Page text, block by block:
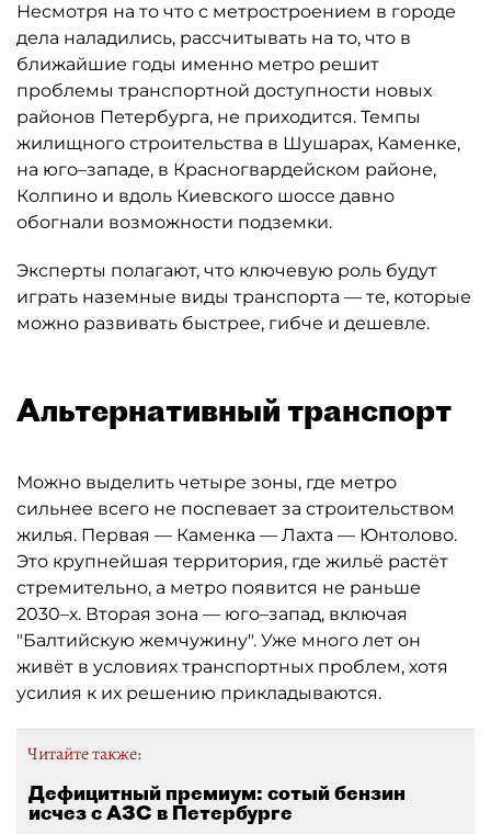
Несмотря на то что с метростроением в городе
дела наладились, рассчитывать на то, что в
ближайшие годы именно метро решит
проблемы транспортной доступности новых
районов Петербурга, не приходится. Темпы
жилищного строительства в Шушарах, Каменке,
на юго–западе, в Красногвардейском районе,
Колпино и вдоль Киевского шоссе давно
обогнали возможности подземки.
Эксперты полагают, что ключевую роль будут
играть наземные виды транспорта — те, которые
можно развивать быстрее, гибче и дешевле.
Альтернативный транспорт
Можно выделить четыре зоны, где метро
сильнее всего не поспевает за строительством
жилья. Первая — Каменка — Лахта — Юнтолово.
Это крупнейшая территория, где жильё растёт
стремительно, а метро появится не раньше
2030–х. Вторая зона — юго–запад, включая
"Балтийскую жемчужину". Уже много лет он
живёт в условиях транспортных проблем, хотя
усилия к их решению прикладываются.
Читайте также:
Дефицитный премиум: сотый бензин
исчез с АЗС в Петербурге